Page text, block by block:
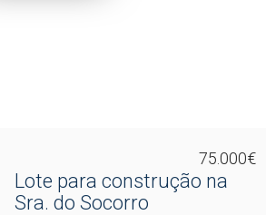
75.000€
Lote para construção na
Sra.​ do Socorro